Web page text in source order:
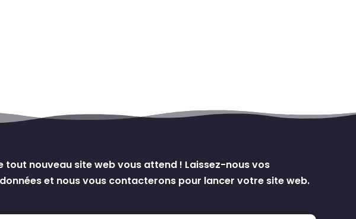
tout nouveau site web vous attend ! Laissez-nous vos
et nous vous contacterons pour lancer votre site web.